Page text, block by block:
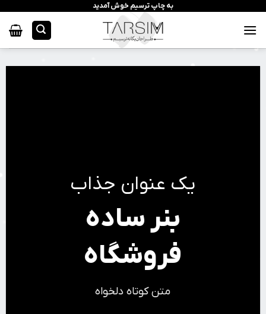
محتوا
به چاپ ترسیم خوش آمدید
یک عنوان جذاب
بنر ساده
فروشگاه
متن کوتاه دلخواه